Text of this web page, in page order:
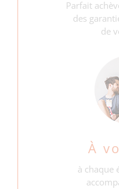
Parfait
des
de
À
à chaque